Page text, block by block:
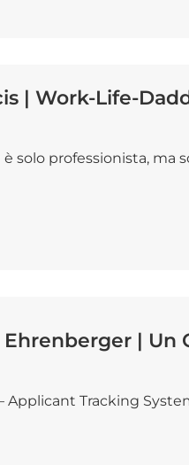
| Work-Life-
solo professionista, ma
| Un
– Applicant Tracking